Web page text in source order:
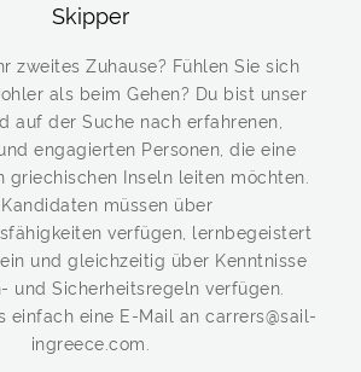
Skipper
zweites Zuhause? Fühlen Sie sich
als beim Gehen? Du bist unser
auf der Suche nach erfahrenen,
engagierten Personen, die eine
griechischen Inseln leiten möchten.
müssen über
verfügen, lernbegeistert
und gleichzeitig über Kenntnisse
und Sicherheitsregeln verfügen.
einfach eine E-Mail an carrers@sail-
ingreece.com.